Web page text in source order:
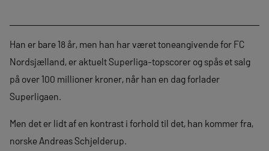
Han er bare 18 år, men han har været toneangivende for FC
Nordsjælland, er aktuelt Superliga-topscorer og spås et salg
på over 100 millioner kroner, når han en dag forlader
Superligaen.
Men det er lidt af en kontrast i forhold til det, han kommer fra,
norske Andreas Schjelderup.